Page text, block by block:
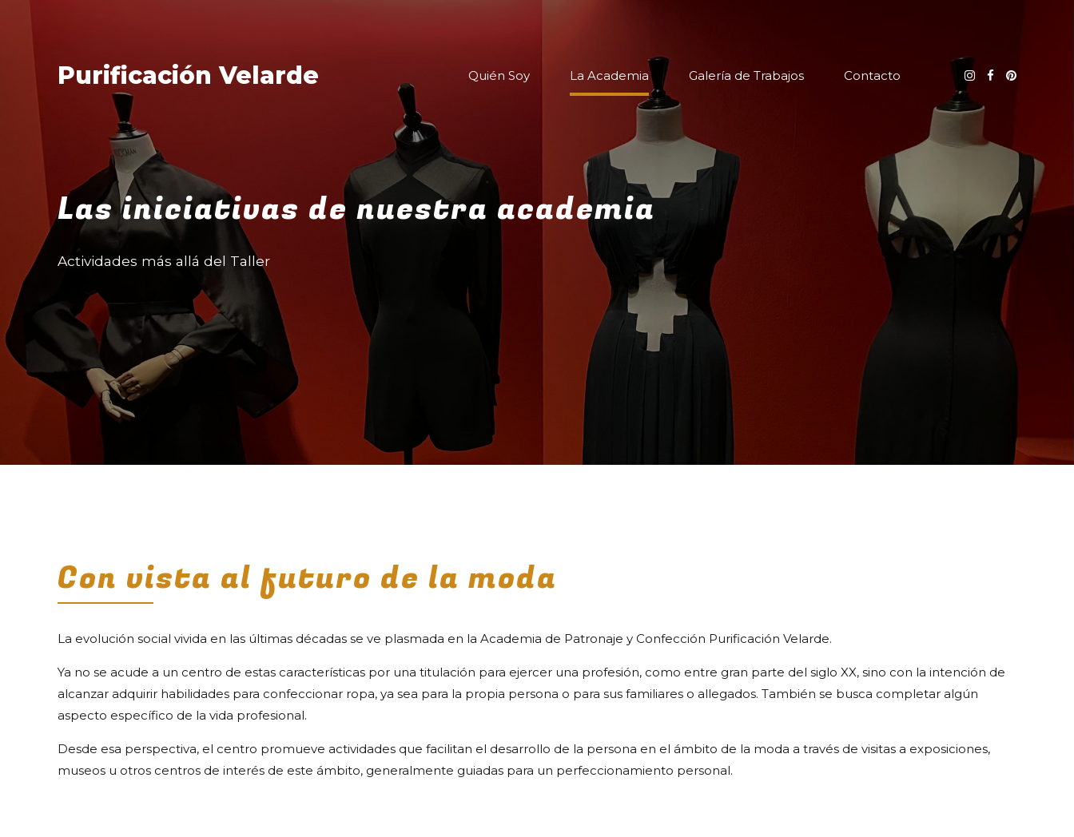
Purificación Velarde Quién Soy La Academia Galería de Trabajos Contacto
Las iniciativas de nuestra academia
Actividades más allá del Taller
Con vista al futuro de la moda
La evolución social vivida en las últimas décadas se ve plasmada en la Academia de Patronaje y Confección Purificación Velarde.
Ya no se acude a un centro de estas características por una titulación para ejercer una profesión, como entre gran parte del siglo XX, sino con la intención de
alcanzar adquirir habilidades para confeccionar ropa, ya sea para la propia persona o para sus familiares o allegados. También se busca completar algún
aspecto específico de la vida profesional.
Desde esa perspectiva, el centro promueve actividades que facilitan el desarrollo de la persona en el ámbito de la moda a través de visitas a exposiciones,
museos u otros centros de interés de este ámbito, generalmente guiadas para un perfeccionamiento personal.